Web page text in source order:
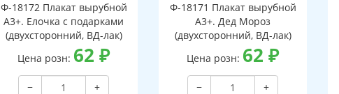
Ф-18172 Плакат вырубной
А3+. Елочка с подарками
(двухсторонний, ВД-лак)
Цена розн: 62₽
−
+
Ф-18171 Плакат вырубной
А3+. Дед Мороз
(двухсторонний, ВД-лак)
Цена розн: 62₽
−
+